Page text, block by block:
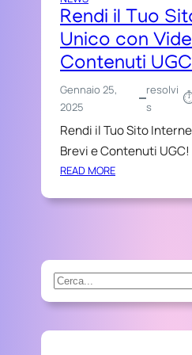
Rendi il Tuo
Unico con
Contenuti
Gennaio 25,
2025
resolvi
s
Rendi il Tuo Sito
Brevi e Contenuti
READ MORE:
E
I
I
L
T
S
e